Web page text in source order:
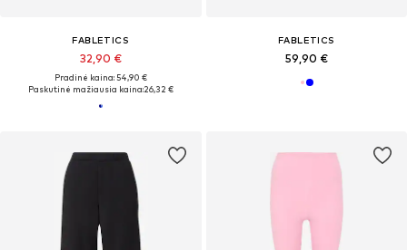
FABLETICS
32,90 €
Pradinė kaina: 54,90 €
Paskutinė mažiausia kaina:26,32 €
FABLETICS
59,90 €